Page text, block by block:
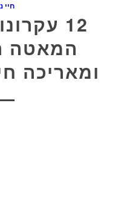
חיי
12
המאטה
ומאריכה